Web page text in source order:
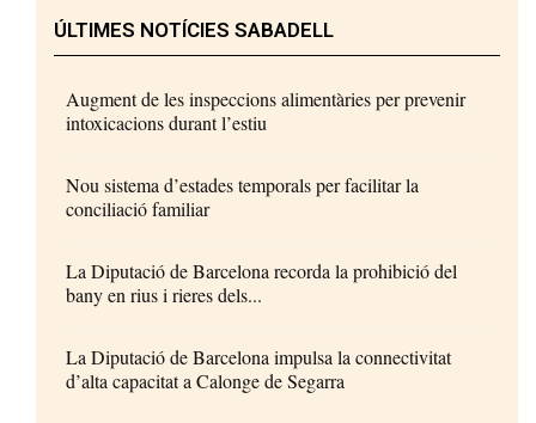
ÚLTIMES NOTÍCIES SABADELL
Augment de les inspeccions alimentàries per prevenir
intoxicacions durant l’estiu
Nou sistema d’estades temporals per facilitar la
conciliació familiar
La Diputació de Barcelona recorda la prohibició del
bany en rius i rieres dels...
La Diputació de Barcelona impulsa la connectivitat
d’alta capacitat a Calonge de Segarra